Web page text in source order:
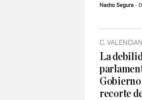
Nacho Segura
C.
La
recorte